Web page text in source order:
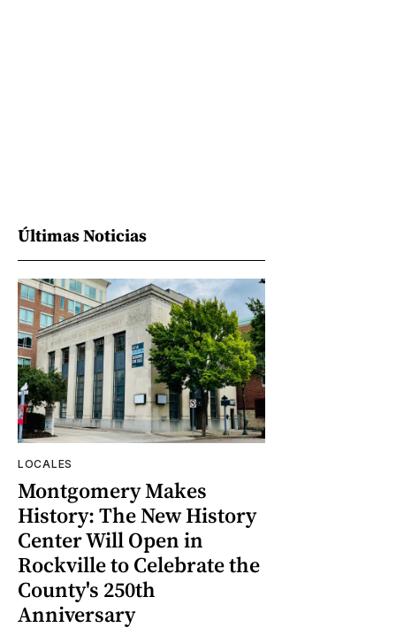
Últimas Noticias
LOCALES
Montgomery Makes
History: The New History
Center Will Open in
Rockville to Celebrate the
County's 250th
Anniversary